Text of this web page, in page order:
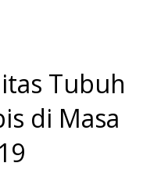
Tubuh
di Masa